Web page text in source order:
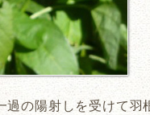
の陽射しを受けて羽